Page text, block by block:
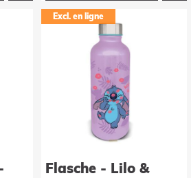
Excl. en ligne
Flasche - Lilo &